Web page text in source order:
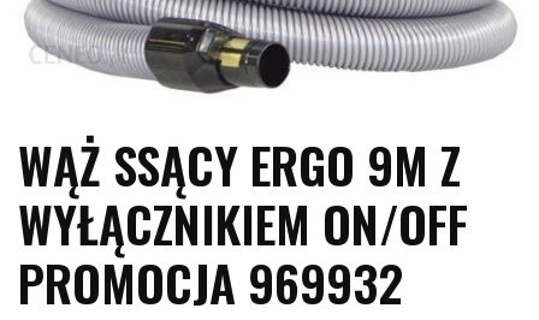
WĄŻ SSĄCY ERGO 9M Z
WYŁĄCZNIKIEM ON/OFF
PROMOCJA 969932